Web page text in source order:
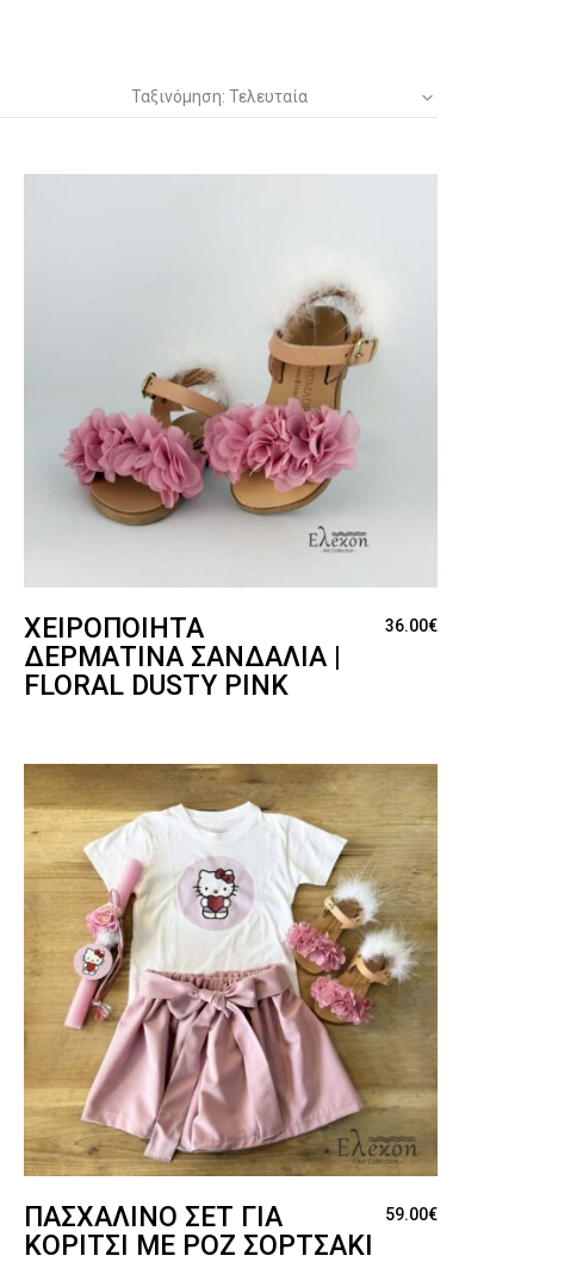
Ταξινόμηση: Τελευταία
ΧΕΙΡΟΠΟΊΗΤΑ
ΔΕΡΜΆΤΙΝΑ ΣΑΝΔΆΛΙΑ |
FLORAL DUSTY PINK
36.00€
ΠΑΣΧΑΛΙΝΌ ΣΕΤ ΓΙΑ
ΚΟΡΊΤΣΙ ΜΕ ΡΟΖ ΣΟΡΤΣΆΚΙ
59.00€